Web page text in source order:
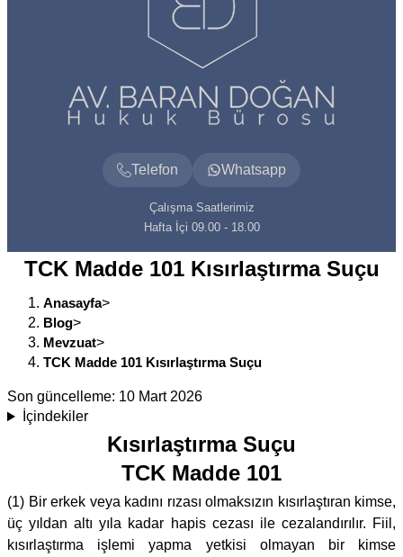
Telefon Whatsapp
Çalışma Saatlerimiz
Hafta İçi 09.00 - 18.00
TCK Madde 101 Kısırlaştırma Suçu
Anasayfa>
Blog>
Mevzuat>
TCK Madde 101 Kısırlaştırma Suçu
Son güncelleme: 10 Mart 2026
İçindekiler
Kısırlaştırma Suçu
TCK Madde 101
(1) Bir erkek veya kadını rızası olmaksızın kısırlaştıran kimse,
üç yıldan altı yıla kadar hapis cezası ile cezalandırılır. Fiil,
kısırlaştırma işlemi yapma yetkisi olmayan bir kimse